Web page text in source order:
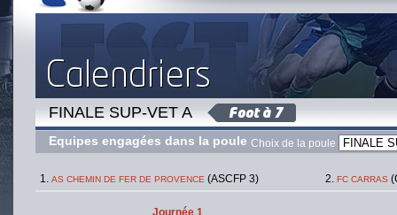
Choix de la poule
FINALE SUP-VET A
Equipes engagées dans la poule
AS CHEMIN DE FER DE PROVENCE (ASCFP 3) FC CARRAS
Journée 1